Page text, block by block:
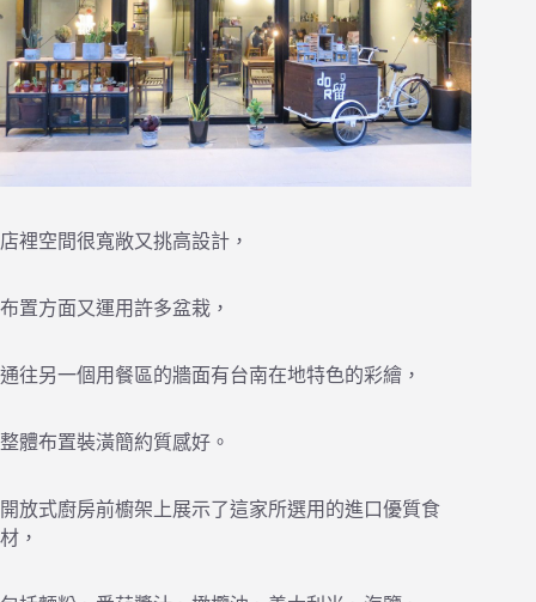
店裡空間很寬敞又挑高設計，
布置方面又運用許多盆栽，
通往另一個用餐區的牆面有台南在地特色的彩繪，
整體布置裝潢簡約質感好。
開放式廚房前櫥架上展示了這家所選用的進口優質食
材，